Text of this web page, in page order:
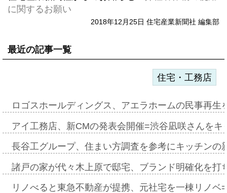
に関するお願い
2018年12月25日 住宅産業新聞社 編集部
最近の記事一覧
住宅・工務店
ロゴスホールディングス、アエラホームの民事再
アイ工務店、新CMの発表会開催=渋谷凪咲さんを
長谷工グループ、住まい方調査を参考にキッチン
諸戸の家が代々木上原で邸宅、ブランド明確化を
リノべると東急不動産が提携、元社宅を一棟リノ